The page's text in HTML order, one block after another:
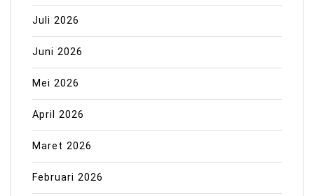
Juli 2026
Juni 2026
Mei 2026
April 2026
Maret 2026
Februari 2026